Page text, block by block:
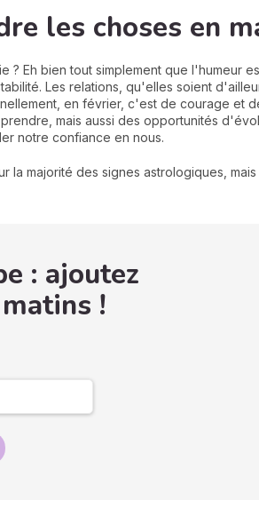
les choses en
? Eh bien tout simplement que l'humeur
Les relations, qu'elles soient
en février, c'est de courage et
mais aussi des opportunités
notre confiance en nous.
la majorité des signes astrologiques,
: ajoutez
!